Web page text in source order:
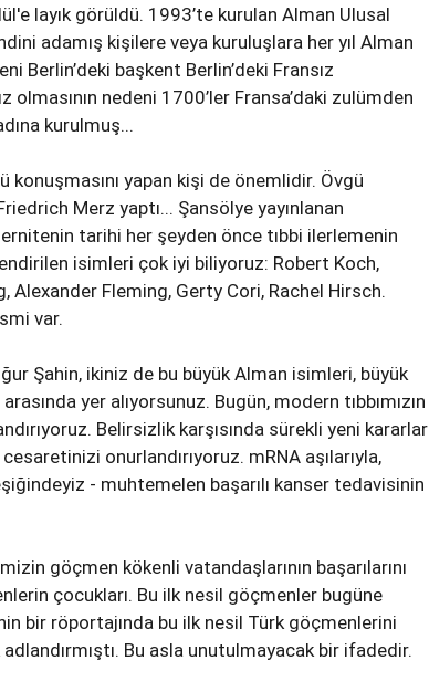
layık görüldü. 1993’te kurulan Alman Ulusal
adamış kişilere veya kuruluşlara her yıl Alman
Berlin’deki başkent Berlin’deki Fransız
olmasının nedeni 1700’ler Fransa’daki zulümden
kurulmuş...
yapan kişi de önemlidir. Övgü
Merz yaptı... Şansölye yayınlanan
tarihi her şeyden önce tıbbi ilerlemenin
isimleri çok iyi biliyoruz: Robert Koch,
Alexander Fleming, Gerty Cori, Rachel Hirsch.
var.
Şahin, ikiniz de bu büyük Alman isimleri, büyük
yer alıyorsunuz. Bugün, modern tıbbımızın
Belirsizlik karşısında sürekli yeni kararlar
onurlandırıyoruz. mRNA aşılarıyla,
- muhtemelen başarılı kanser tedavisinin
göçmen kökenli vatandaşlarının başarılarını
çocukları. Bu ilk nesil göçmenler bugüne
bir röportajında bu ilk nesil Türk göçmenlerini
Bu asla unutulmayacak bir ifadedir.